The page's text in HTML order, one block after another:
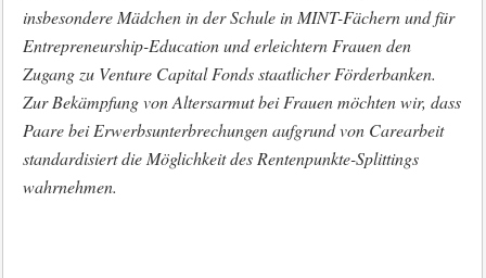
insbesondere Mädchen in der Schule in MINT-Fächern und für
Entrepreneurship-Education und erleichtern Frauen den
Zugang zu Venture Capital Fonds staatlicher Förderbanken.
Zur Bekämpfung von Altersarmut bei Frauen möchten wir, dass
Paare bei Erwerbsunterbrechungen aufgrund von Carearbeit
standardisiert die Möglichkeit des Rentenpunkte-Splittings
wahrnehmen.